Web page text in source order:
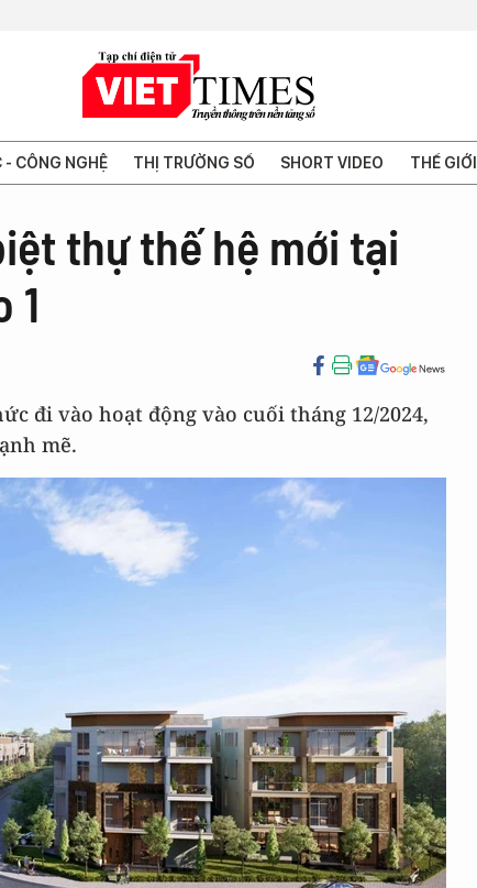
- CÔNG NGHỆ THỊ TRƯỜNG SỐ SHORT VIDEO THẾ GIỚI
thự thế hệ mới tại
1
đi vào hoạt động vào cuối tháng 12/2024,
mẽ.